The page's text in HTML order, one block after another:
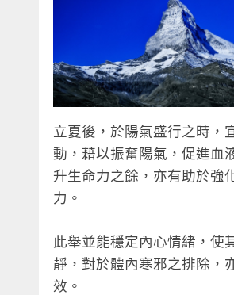
立夏後，於陽氣盛行之時，
動，藉以振奮陽氣，促進血
升生命力之餘，亦有助於強
力。
此舉並能穩定內心情緒，使
靜，對於體內寒邪之排除，
效。